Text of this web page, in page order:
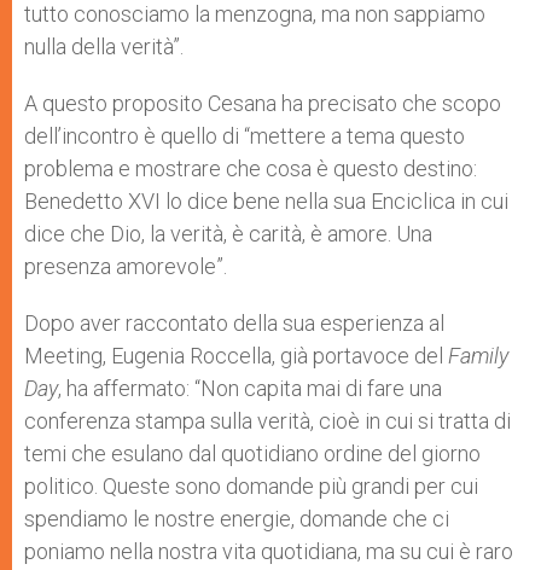
tutto conosciamo la menzogna, ma non sappiamo
nulla della verità”.
A questo proposito Cesana ha precisato che scopo
dell’incontro è quello di “mettere a tema questo
problema e mostrare che cosa è questo destino:
Benedetto XVI lo dice bene nella sua Enciclica in cui
dice che Dio, la verità, è carità, è amore. Una
presenza amorevole”.
Dopo aver raccontato della sua esperienza al
Meeting, Eugenia Roccella, già portavoce del Family
Day, ha affermato: “Non capita mai di fare una
conferenza stampa sulla verità, cioè in cui si tratta di
temi che esulano dal quotidiano ordine del giorno
politico. Queste sono domande più grandi per cui
spendiamo le nostre energie, domande che ci
poniamo nella nostra vita quotidiana, ma su cui è raro